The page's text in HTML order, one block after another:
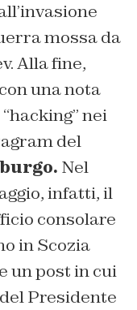
mossa da
Alla fine,
una nota
nei
del
Nel
infatti, il
consolare
in Scozia
un post in cui
Presidente